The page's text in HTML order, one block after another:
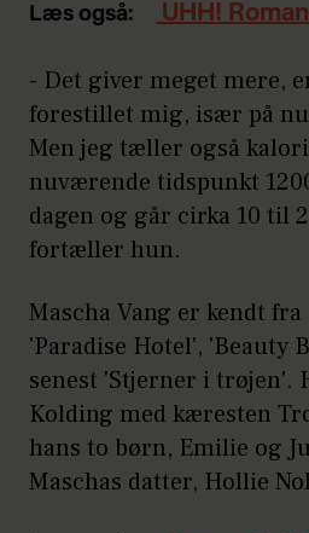
Læs også: UHH!
- Det giver meget mere,
forestillet mig, især på
Men jeg tæller også
nuværende tidspunkt
dagen og går cirka 10 til
fortæller hun.
Mascha Vang er kendt
'Paradise Hotel', 'Beauty
senest 'Stjerner i trøjen'.
Kolding med kæresten
hans to børn, Emilie og
Maschas datter, Hollie